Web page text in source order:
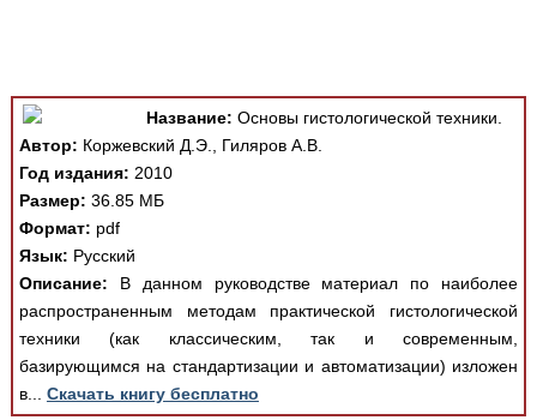
Нормы лабораторных и инструментальных
исследований
Обратная связь
Добавить материал
FAQ
Название: Основы гистологической техники.
Автор: Коржевский Д.Э., Гиляров А.В.
Год издания: 2010
Размер: 36.85 МБ
Формат: pdf
Язык: Русский
Описание: В данном руководстве материал по наиболее
распространенным методам практической гистологической
техники (как классическим, так и современным,
базирующимся на стандартизации и автоматизации) изложен
в... Скачать книгу бесплатно